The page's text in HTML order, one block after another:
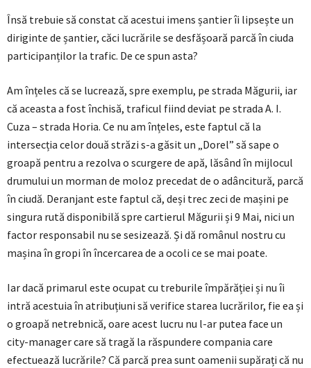
Însă trebuie să constat că acestui imens șantier îi lipsește un
diriginte de șantier, căci lucrările se desfășoară parcă în ciuda
participanților la trafic. De ce spun asta?
Am înțeles că se lucrează, spre exemplu, pe strada Măgurii, iar
că aceasta a fost închisă, traficul fiind deviat pe strada A. I.
Cuza – strada Horia. Ce nu am înțeles, este faptul că la
intersecția celor două străzi s-a găsit un „Dorel” să sape o
groapă pentru a rezolva o scurgere de apă, lăsând în mijlocul
drumului un morman de moloz precedat de o adâncitură, parcă
în ciudă. Deranjant este faptul că, deși trec zeci de mașini pe
singura rută disponibilă spre cartierul Măgurii și 9 Mai, nici un
factor responsabil nu se sesizează. Și dă românul nostru cu
mașina în gropi în încercarea de a ocoli ce se mai poate.
Iar dacă primarul este ocupat cu treburile împărăției și nu îi
intră acestuia în atribuțiuni să verifice starea lucrărilor, fie ea și
o groapă netrebnică, oare acest lucru nu l-ar putea face un
city-manager care să tragă la răspundere compania care
efectuează lucrările? Că parcă prea sunt oamenii supărați că nu